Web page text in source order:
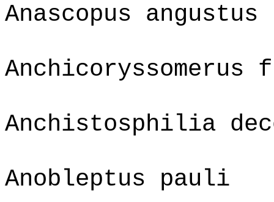
Anascopus angustus
Anchicoryssomerus
Anchistosphilia
Anobleptus pauli